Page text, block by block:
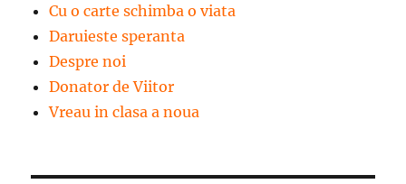
Cu o carte schimba o viata
Daruieste speranta
Despre noi
Donator de Viitor
Vreau in clasa a noua